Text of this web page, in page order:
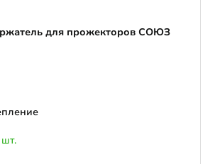
для прожекторов СОЮЗ